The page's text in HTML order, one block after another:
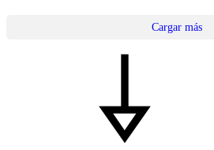
Cargar más